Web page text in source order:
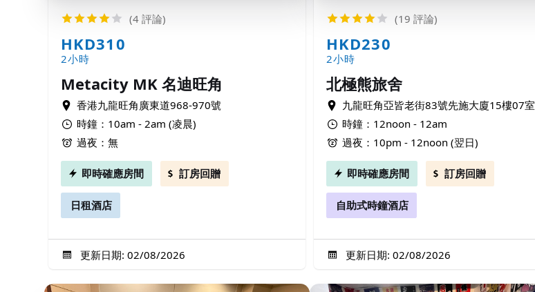
(4 評論)
HKD310
2小時
Metacity MK 名迪旺角
香港九龍旺角廣東道968-970號
時鐘：10am - 2am (凌晨)
過夜：無
即時確應房間 訂房回贈
日租酒店
更新日期: 02/08/2026
(19 評論)
HKD230
2小時
北極熊旅舍
九龍旺角亞皆老街83號先施大廈15樓07室
時鐘：12noon - 12am
過夜：10pm - 12noon (翌日)
即時確應房間 訂房回贈
自助式時鐘酒店
更新日期: 02/08/2026